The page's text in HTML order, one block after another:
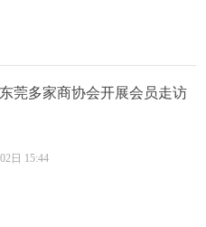
莞多家商协会开展会员走访
日 15:44